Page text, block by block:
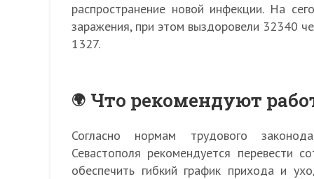
распространение новой инфекции. На
заражения, при этом выздоровели 32340
1327.
Что рекомендуют
Согласно нормам трудового
Севастополя рекомендуется перевести
обеспечить гибкий график прихода и